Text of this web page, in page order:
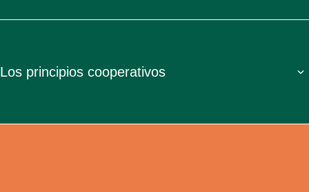
Los principios cooperativos